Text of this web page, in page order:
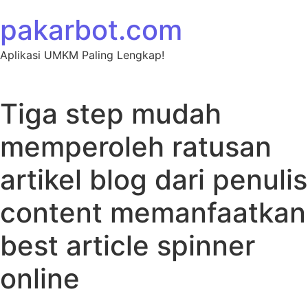
pakarbot.com
Aplikasi UMKM Paling Lengkap!
Tiga step mudah
memperoleh ratusan
artikel blog dari penulis
content memanfaatkan
best article spinner
online